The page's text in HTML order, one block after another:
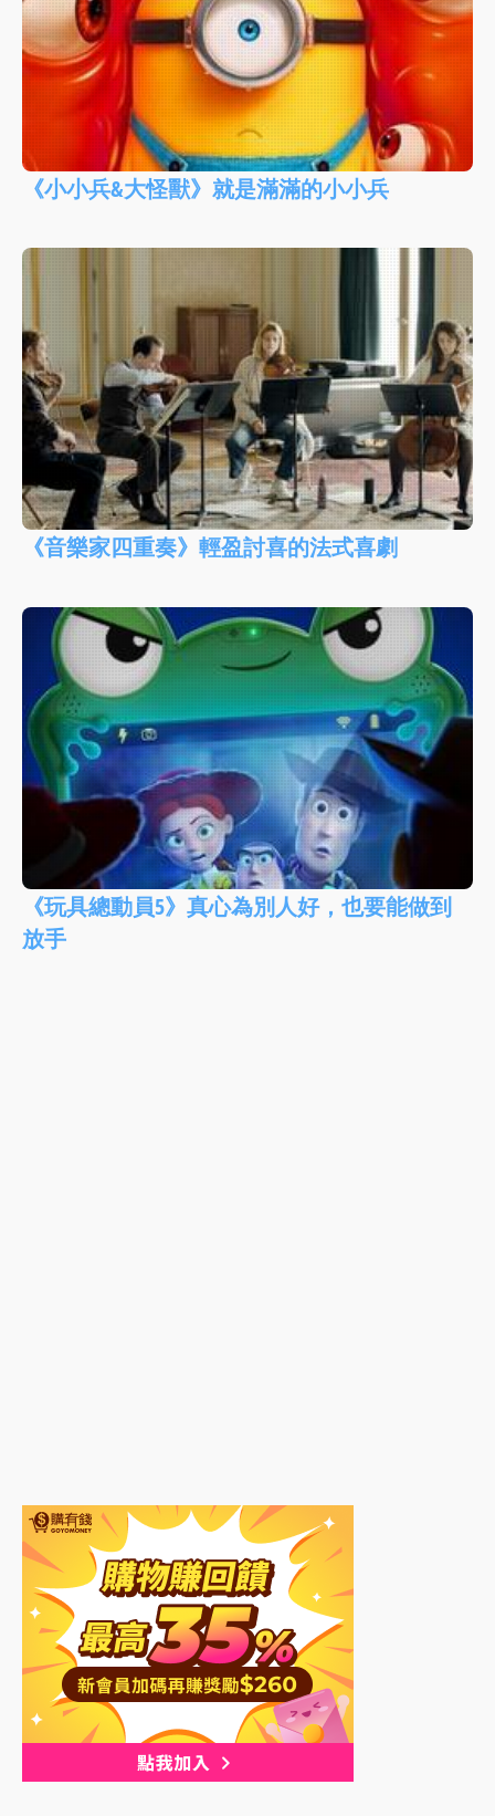
《小小兵&大怪獸》就是滿滿的小小兵
《音樂家四重奏》輕盈討喜的法式喜劇
《玩具總動員5》真心為別人好，也要能做到
放手